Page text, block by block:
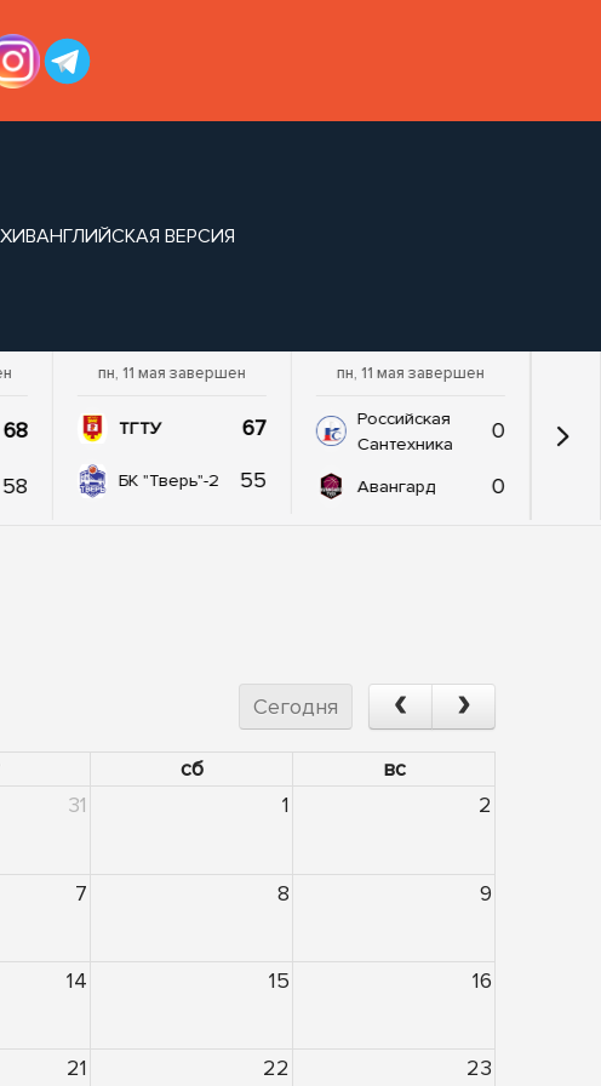
АНГЛИЙСКАЯ ВЕРСИЯ
68
58
пн, 11 мая завершен
ТГТУ 67
БК "Тверь"-2 55
пн, 11 мая завершен
Российская
Сантехника
0
Авангард 0
Сегодня
сб
вс
31 1 2
7 8 9
14 15 16
21 22 23